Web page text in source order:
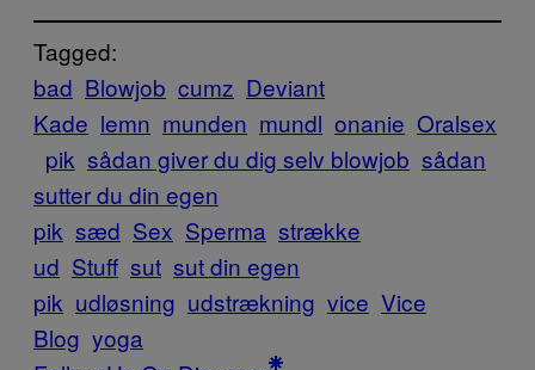
Tagged:
bad Blowjob cumz Deviant
Kade lemn munden mundl onanie Oralsex
pik sådan giver du dig selv blowjob sådan
sutter du din egen
pik sæd Sex Sperma strække
ud Stuff sut sut din egen
pik udløsning udstrækning vice Vice
Blog yoga